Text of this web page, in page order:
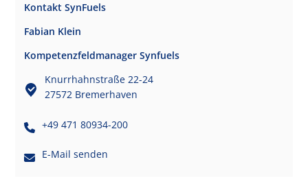
Kontakt SynFuels
Fabian Klein
Kompetenzfeldmanager Synfuels
Knurrhahnstraße 22-24
27572 Bremerhaven
+49 471 80934-200
E-Mail senden